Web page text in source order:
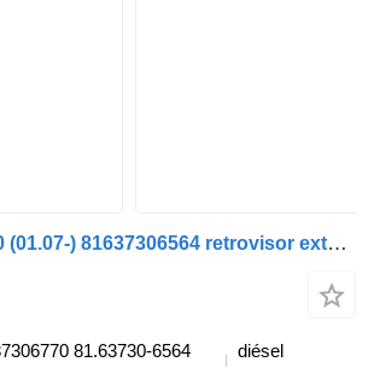
MAN TGX 18.480 (01.07-) 81637306564 retrovisor exterior para MAN TGL, TGM, TGS, TGX (2005-2021) cabeza tractora
81.63730-6564
diésel